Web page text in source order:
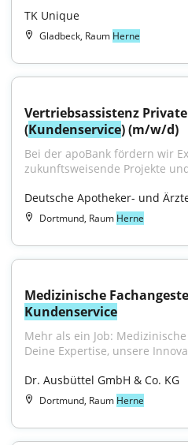
TK Unique
Gladbeck, Raum Herne
Vertriebsassistenz
(Kundenservice) (m/w/d)
Bei der apoBank fördern wir
zukunftsweisende Projekte
Deutsche Apotheker- und
Dortmund, Raum Herne
Kundenservice
Mehr als ein Job:
Deine Expertise, unsere
Dr. Ausbüttel GmbH & Co. KG
Dortmund, Raum Herne